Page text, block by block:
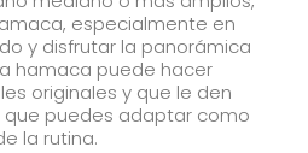
especialmente en
y disfrutar la panorámica
hamaca puede hacer
originales y que le den
puedes adaptar como
la rutina.